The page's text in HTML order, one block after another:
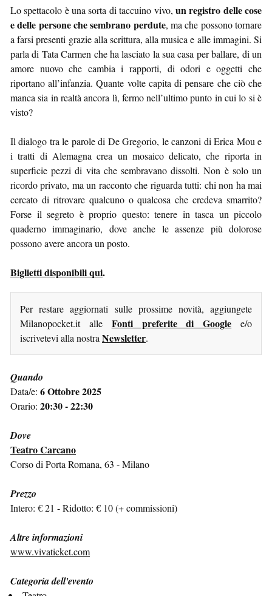
Lo spettacolo è una sorta di taccuino vivo, un registro delle cose
e delle persone che sembrano perdute, ma che possono tornare
a farsi presenti grazie alla scrittura, alla musica e alle immagini. Si
parla di Tata Carmen che ha lasciato la sua casa per ballare, di un
amore nuovo che cambia i rapporti, di odori e oggetti che
riportano all’infanzia. Quante volte capita di pensare che ciò che
manca sia in realtà ancora lì, fermo nell’ultimo punto in cui lo si è
visto?
Il dialogo tra le parole di De Gregorio, le canzoni di Erica Mou e
i tratti di Alemagna crea un mosaico delicato, che riporta in
superficie pezzi di vita che sembravano dissolti. Non è solo un
ricordo privato, ma un racconto che riguarda tutti: chi non ha mai
cercato di ritrovare qualcuno o qualcosa che credeva smarrito?
Forse il segreto è proprio questo: tenere in tasca un piccolo
quaderno immaginario, dove anche le assenze più dolorose
possono avere ancora un posto.
Biglietti disponibili qui.
Per restare aggiornati sulle prossime novità, aggiungete
Milanopocket.it alle Fonti preferite di Google e/o
iscrivetevi alla nostra Newsletter.
Quando
Data/e: 6 Ottobre 2025
Orario: 20:30 - 22:30
Dove
Teatro Carcano
Corso di Porta Romana, 63 - Milano
Prezzo
Intero: € 21 - Ridotto: € 10 (+ commissioni)
Altre informazioni
www.vivaticket.com
Categoria dell'evento